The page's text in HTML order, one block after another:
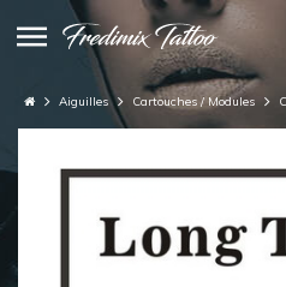
Aiguilles Cartouches / Modules